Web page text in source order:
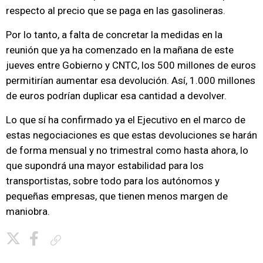
respecto al precio que se paga en las gasolineras.
Por lo tanto, a falta de concretar la medidas en la
reunión que ya ha comenzado en la mañana de este
jueves entre Gobierno y CNTC, los 500 millones de euros
permitirían aumentar esa devolución. Así, 1.000 millones
de euros podrían duplicar esa cantidad a devolver.
Lo que sí ha confirmado ya el Ejecutivo en el marco de
estas negociaciones es que estas devoluciones se harán
de forma mensual y no trimestral como hasta ahora, lo
que supondrá una mayor estabilidad para los
transportistas, sobre todo para los autónomos y
pequeñas empresas, que tienen menos margen de
maniobra.